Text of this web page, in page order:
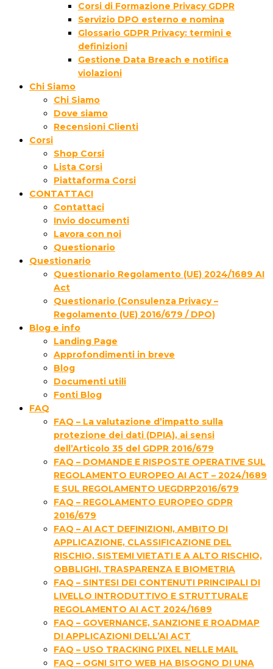
Corsi di Formazione Privacy GDPR
Servizio DPO esterno e nomina
Glossario GDPR Privacy: termini e
definizioni
Gestione Data Breach e notifica
violazioni
Chi Siamo
Chi Siamo
Dove siamo
Recensioni Clienti
Corsi
Shop Corsi
Lista Corsi
Piattaforma Corsi
CONTATTACI
Contattaci
Invio documenti
Lavora con noi
Questionario
Questionario
Questionario Regolamento (UE) 2024/1689 AI
Act
Questionario (Consulenza Privacy –
Regolamento (UE) 2016/679 / DPO)
Blog e info
Landing Page
Approfondimenti in breve
Blog
Documenti utili
Fonti Blog
FAQ
FAQ – La valutazione d’impatto sulla
protezione dei dati (DPIA), ai sensi
dell’Articolo 35 del GDPR 2016/679
FAQ – DOMANDE E RISPOSTE OPERATIVE SUL
REGOLAMENTO EUROPEO AI ACT – 2024/1689
E SUL REGOLAMENTO UEGDRP2016/679
FAQ – REGOLAMENTO EUROPEO GDPR
2016/679
FAQ – AI ACT DEFINIZIONI, AMBITO DI
APPLICAZIONE, CLASSIFICAZIONE DEL
RISCHIO, SISTEMI VIETATI E A ALTO RISCHIO,
OBBLIGHI, TRASPARENZA E BIOMETRIA
FAQ – SINTESI DEI CONTENUTI PRINCIPALI DI
LIVELLO INTRODUTTIVO E STRUTTURALE
REGOLAMENTO AI ACT 2024/1689
FAQ – GOVERNANCE, SANZIONE E ROADMAP
DI APPLICAZIONI DELL’AI ACT
FAQ – USO TRACKING PIXEL NELLE MAIL
FAQ – OGNI SITO WEB HA BISOGNO DI UNA